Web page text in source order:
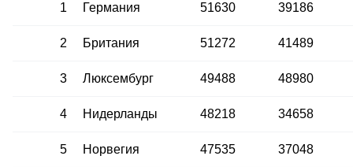
1 Германия 51630 39186
2 Британия 51272 41489
3 Люксембург 49488 48980
4 Нидерланды 48218 34658
5 Норвегия 47535 37048